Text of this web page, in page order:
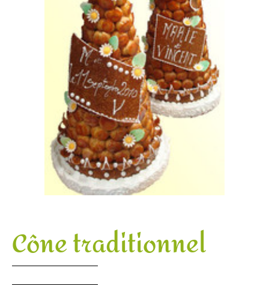
Cône traditionnel